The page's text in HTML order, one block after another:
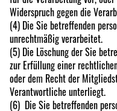
Widerspruch gegen die
(4) Die Sie betreffenden
unrechtmäßig verarbeitet.
(5) Die Löschung der Sie
zur Erfüllung einer
oder dem Recht der
Verantwortliche unterliegt.
(6) Die Sie betreffenden